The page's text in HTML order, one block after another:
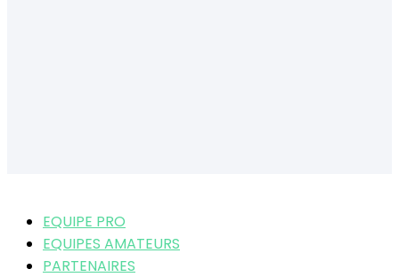
EQUIPE PRO
EQUIPES AMATEURS
PARTENAIRES